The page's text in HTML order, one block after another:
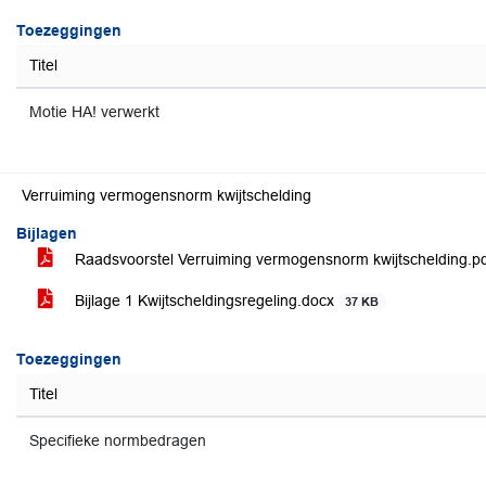
Toezeggingen
Titel
Motie HA! verwerkt
Verruiming vermogensnorm kwijtschelding
Bijlagen
Raadsvoorstel Verruiming vermogensnorm
Bijlage 1 Kwijtscheldingsregeling.docx 37 KB
Toezeggingen
Titel
Specifieke normbedragen